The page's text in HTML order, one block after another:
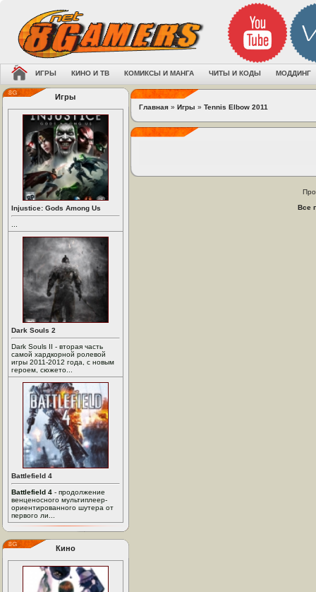
ИГРЫ КИНО И ТВ КОМИКСЫ И МАНГА ЧИТЫ И КОДЫ МОДДИНГ
Игры
Injustice: Gods Among Us
Dark Souls 2
Dark Souls II - вторая часть
самой хардкорной ролевой
игры 2011-2012 года, с новым
героем, сюжето...
Battlefield 4
Battlefield 4 - продолжение
венценосного мультиплеер-
ориентированного шутера от
первого ли...
Кино
Главная » Игры » Tennis Elbow 2011
Все